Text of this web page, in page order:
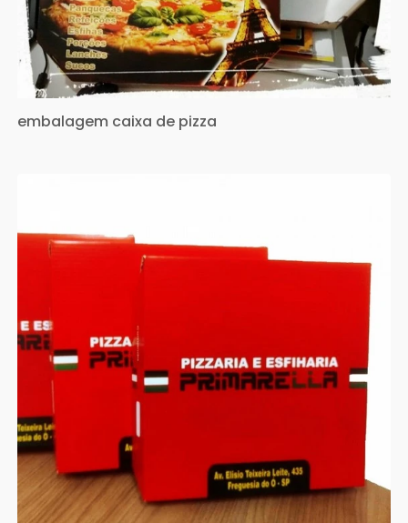
embalagem caixa de pizza